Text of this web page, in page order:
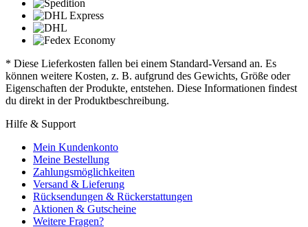
* Diese Lieferkosten fallen bei einem Standard-Versand an. Es
können weitere Kosten, z. B. aufgrund des Gewichts, Größe oder
Eigenschaften der Produkte, entstehen. Diese Informationen findest
du direkt in der Produktbeschreibung.
Hilfe & Support
Mein Kundenkonto
Meine Bestellung
Zahlungsmöglichkeiten
Versand & Lieferung
Rücksendungen & Rückerstattungen
Aktionen & Gutscheine
Weitere Fragen?